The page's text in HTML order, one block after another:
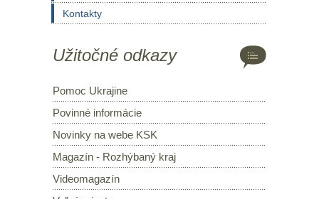
Kontakty
Užitočné odkazy
Pomoc Ukrajine
Povinné informácie
Novinky na webe KSK
Magazín - Rozhýbaný kraj
Videomagazín